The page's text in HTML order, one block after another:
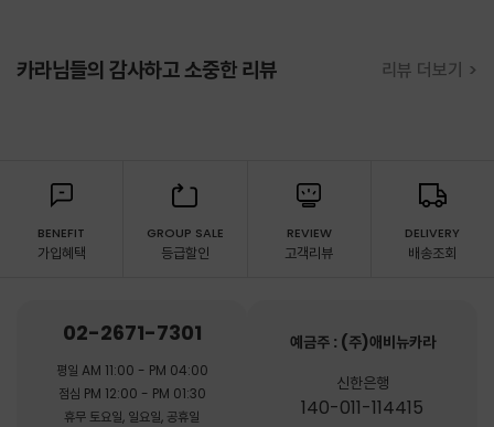
카라님들의 감사하고 소중한 리뷰 리뷰 더보기 >
BENEFIT
가입혜택
GROUP SALE
등급할인
REVIEW
고객리뷰
DELIVERY
배송조회
02-2671-7301
평일 AM 11:00 - PM 04:00
점심 PM 12:00 - PM 01:30
휴무 토요일, 일요일, 공휴일
예금주 : (주)애비뉴카라
신한은행
140-011-114415